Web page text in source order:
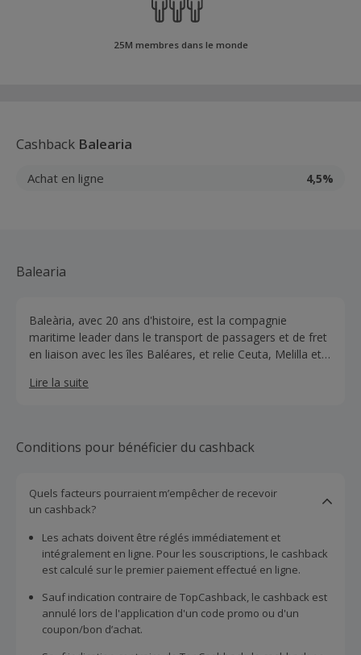
25M membres dans le monde
Cashback Balearia
Achat en ligne 4,5%
Balearia
Baleària, avec 20 ans d'histoire, est la compagnie
maritime leader dans le transport de passagers et de fret
en liaison avec les îles Baléares, et relie Ceuta, Melilla et
Melilla et les îles Canaries à la péninsule. Au niveau
Bahamas).
Lire la suite
Conditions pour bénéficier du cashback
Quels facteurs pourraient m’empêcher de recevoir
un cashback?
Les achats doivent être réglés immédiatement et
intégralement en ligne. Pour les souscriptions, le cashback
est calculé sur le premier paiement effectué en ligne.
Sauf indication contraire de TopCashback, le cashback est
annulé lors de l'application d'un code promo ou d'un
coupon/bon d’achat.